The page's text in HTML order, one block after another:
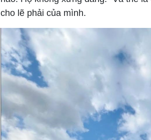
cho lẽ phải của mình.